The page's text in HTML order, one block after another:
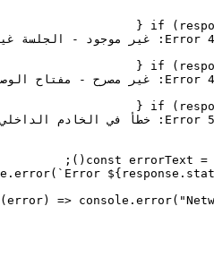
if (
{
if (
{
if (
{
const errorText =
(
)
;
. error( `Error
(error) => console . error(